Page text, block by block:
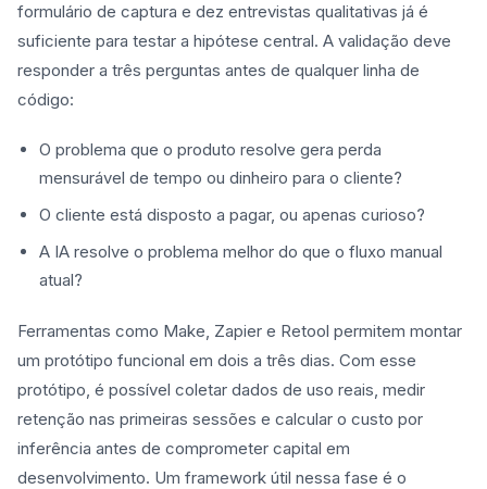
formulário de captura e dez entrevistas qualitativas já é
suficiente para testar a hipótese central. A validação deve
responder a três perguntas antes de qualquer linha de
código:
O problema que o produto resolve gera perda
mensurável de tempo ou dinheiro para o cliente?
O cliente está disposto a pagar, ou apenas curioso?
A IA resolve o problema melhor do que o fluxo manual
atual?
Ferramentas como Make, Zapier e Retool permitem montar
um protótipo funcional em dois a três dias. Com esse
protótipo, é possível coletar dados de uso reais, medir
retenção nas primeiras sessões e calcular o custo por
inferência antes de comprometer capital em
desenvolvimento. Um framework útil nessa fase é o